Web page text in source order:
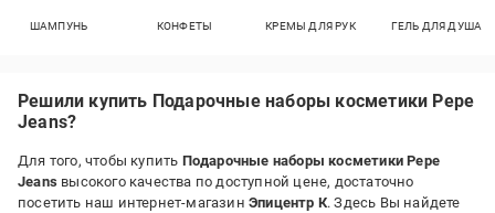
ШАМПУНЬ КОНФЕТЫ КРЕМЫ ДЛЯ РУК ГЕЛЬ ДЛЯ ДУША
Решили купить Подарочные наборы косметики Pepe
Jeans?
Для того, чтобы купить Подарочные наборы косметики Pepe
Jeans высокого качества по доступной цене, достаточно
посетить наш интернет-магазин Эпицентр К. Здесь Вы найдете